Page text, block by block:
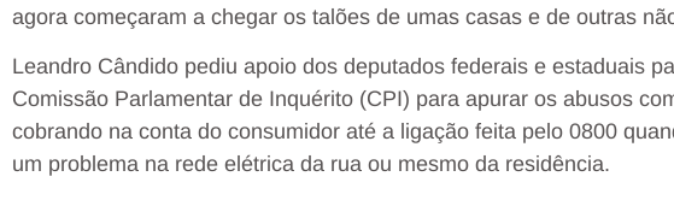
agora começaram a chegar os talões de umas casas e de outras
Leandro Cândido pediu apoio dos deputados federais e estaduais
Comissão Parlamentar de Inquérito (CPI) para apurar os abusos
cobrando na conta do consumidor até a ligação feita pelo 0800
um problema na rede elétrica da rua ou mesmo da residência.